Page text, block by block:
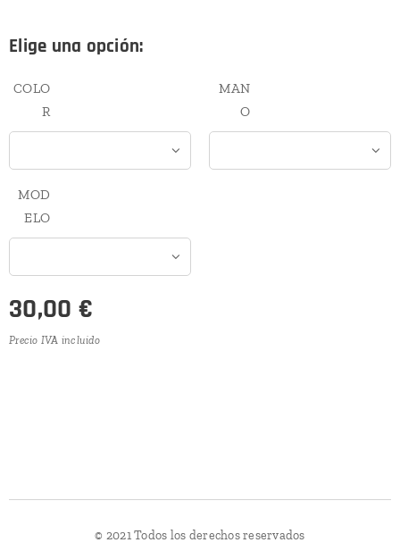
Elige una opción:
COLO
R
MAN
O
MOD
ELO
30,00 €
Precio IVA incluido
© 2021 Todos los derechos reservados